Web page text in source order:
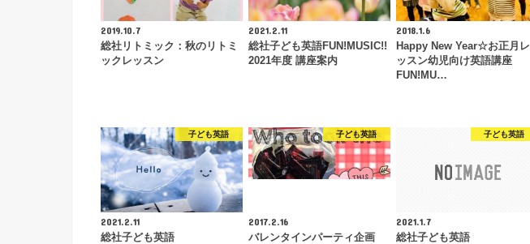
2019.10.7
総社リトミック：秋のリトミ
ックレッスン
2021.2.11
総社子ども英語FUN!MUSIC!!
2021年度 講座案内
2018.1.6
Happy New Year☆お正月レ
ッスン幼児向け英語講座
FUN!MU…
子ども英語
2021.2.11
総社子ども英語
子ども英語
2017.2.16
バレンタインパーティ企画
子ども英語
2021.1.7
総社子ども英語